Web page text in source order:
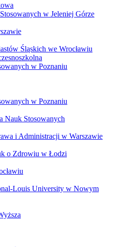
w Jeleniej Górze
Śląskich we Wrocławiu
w Poznaniu
w Poznaniu
Nauk Stosowanych
i Administracji w Warszawie
o Zdrowiu w Łodzi
Louis University w Nowym